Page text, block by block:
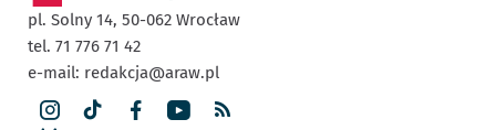
pl. Solny 14, 50-062 Wrocław
tel. 71 776 71 42
e-mail: redakcja@araw.pl